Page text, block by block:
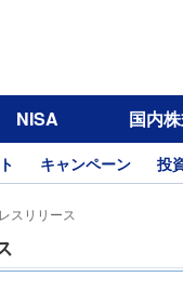
NISA 国内
キャンペーン 投
スリリース